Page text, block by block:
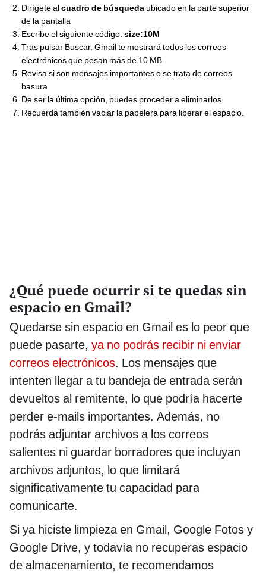
Dirígete alcuadro de búsquedaubicado en la parte superior
de la pantalla
Escribe el siguiente código: size:10M
Tras pulsar Buscar. Gmail te mostrará todos los correos
electrónicos que pesan más de 10 MB
Revisa si son mensajes importantes o se trata de correos
basura
De ser la última opción, puedes proceder a eliminarlos
Recuerda también vaciar la papelera para liberar el espacio.
¿Qué puede ocurrir si te quedas sin
espacio en Gmail?
Quedarse sin espacio en Gmail es lo peor que
puede pasarte, ya no podrás recibir ni enviar
correos electrónicos. Los mensajes que
intenten llegar a tu bandeja de entrada serán
devueltos al remitente, lo que podría hacerte
perder e-mails importantes. Además, no
podrás adjuntar archivos a los correos
salientes ni guardar borradores que incluyan
archivos adjuntos, lo que limitará
significativamente tu capacidad para
comunicarte.
Si ya hiciste limpieza en Gmail, Google Fotos y
Google Drive, y todavía no recuperas espacio
de almacenamiento, te recomendamos